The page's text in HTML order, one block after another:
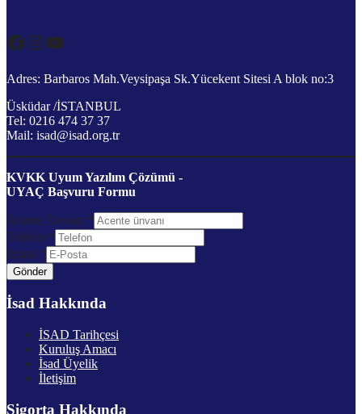
Facebook
Instagram
YouTube
Adres: Barbaros Mah.Veysipaşa Sk.Yücekent Sitesi A blok no:3
Üsküdar /İSTANBUL
Tel: 0216 474 37 37
Mail: isad@isad.org.tr
KVKK Uyum Yazılım Çözümü -
UYAÇ Başvuru Formu
Acente Ünvanı *
Telefon *
Email *
Gönder
İsad Hakkında
İSAD Tarihçesi
Kuruluş Amacı
İsad Üyelik
İletişim
Sigorta Hakkında